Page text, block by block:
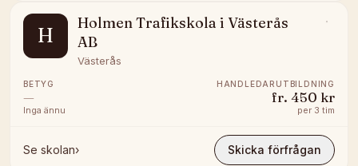
H
Holmen Trafikskola i Västerås
AB
Västerås
BETYG
—
Inga ännu
HANDLEDARUTBILDNING
fr. 450 kr
per 3 tim
Se skolan› Skicka förfrågan